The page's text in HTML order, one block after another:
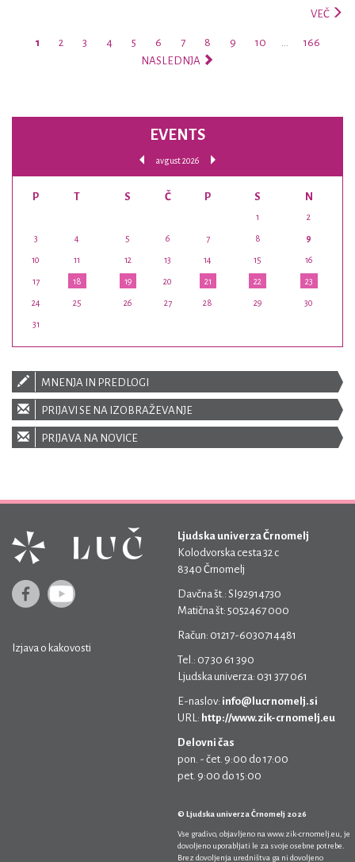
VEČ
1 2 3 4 5 6 7 8 9 10 …
166
NASLEDNJA
EVENTS
avgust 2026
P T S Č P S N
1 2
3 4 5 6 7 8 9
10 11 12 13 14 15 16
17 18 19 20 21 22 23
24 25 26 27 28 29 30
31
MNENJA IN PREDLOGI
PRIJAVI SE NA IZOBRAŽEVANJE
PRIJAVA NA NOVICE
Izjava o kakovosti
Ljudska univerza Črnomelj
Kolodvorska cesta 32 c
8340 Črnomelj
Davčna št.: SI92914730
Matična št: 5052467 000
Račun: 01217-6030714481
Tel.: 07 30 61 390
Ljudska univerza: 031 377 061
E-naslov: info@lucrnomelj.si
URL: http://www.zik-crnomelj.eu
Delovni čas
pon. - čet. 9:00 do 17:00
pet. 9:00 do 15:00
© Ljudska univerza Črnomelj 2026
Vse gradivo, objavljeno na www.zik-crnomelj.eu , je
dovoljeno uporabljati le za svoje osebne potrebe.
Brez dovoljenja uredništva ga ni dovoljeno